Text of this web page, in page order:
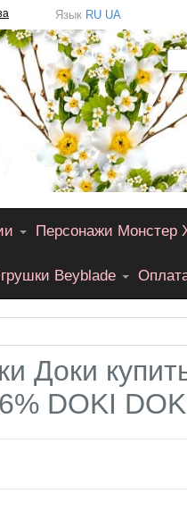
Язык RU UA
Персонажи Монстер
Beyblade
Доки
DOKI